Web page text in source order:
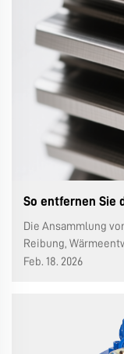
So entfernen Sie
Die Ansammlung
Reibung,
dadurch die
Feb. 18. 2026